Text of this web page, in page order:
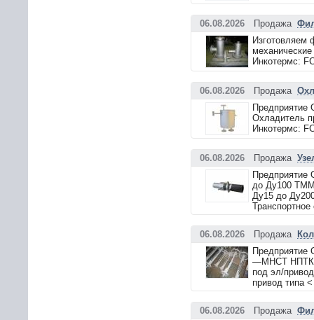
06.08.2026 Продажа
Инкотермс:
06.08.2026 Продажа
Предприятие
Охладитель
Инкотермс:
06.08.2026 Продажа
Предприятие
до Ду100
Ду15 до
06.08.2026 Продажа
Предприятие
—МНСТ НПТК
под эл/
привод типа
06.08.2026 Продажа